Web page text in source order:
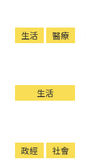
生活 醫療
生活
政經 社會